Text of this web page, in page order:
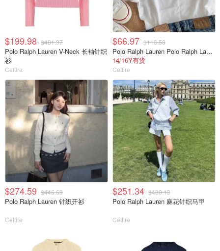
$199.98 $401.97
Polo Ralph Lauren V-Neck 长袖针织
衫
Cettire
$66.97 $116.58
Polo Ralph Lauren Polo Ralph Lauren 儿童徽标刺绣圆领 T 恤
14/16Y有货
Cettire
$274.59 $446.63
Polo Ralph Lauren 针织开衫
Cettire
$251.34 $480.13
Polo Ralph Lauren 麻花针织马甲
Cettire